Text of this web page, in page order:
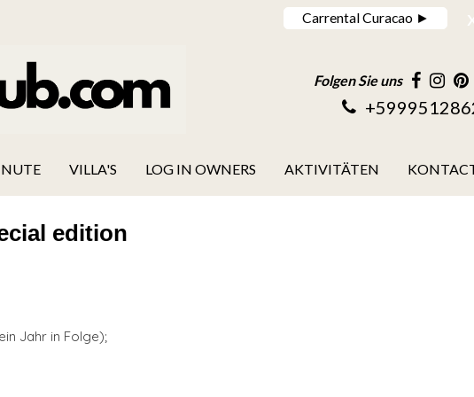
Carrental Curacao ►
Folgen Sie uns
VILLA'S LOG IN OWNERS AKTIVITÄTEN
edition
Jahr in Folge);